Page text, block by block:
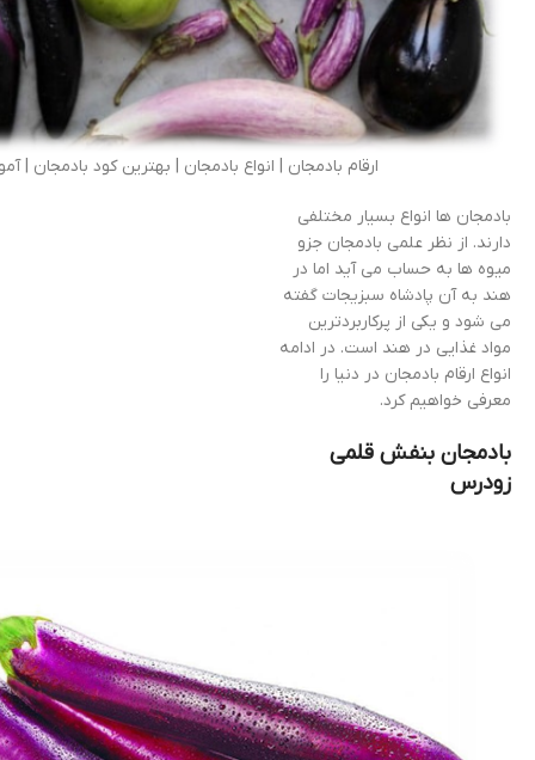
ارقام بادمجان | انواع بادمجان | بهترین کود بادمجان
بادمجان ها انواع بسیار مختلفی
دارند. از نظر علمی بادمجان جزو
میوه ها به حساب می آید اما در
هند به آن پادشاه سبزیجات گفته
می شود و یکی از پرکاربردترین
مواد غذایی در هند است. در ادامه
انواع ارقام بادمجان در دنیا را
معرفی خواهیم کرد.
بادمجان بنفش قلمی
زودرس